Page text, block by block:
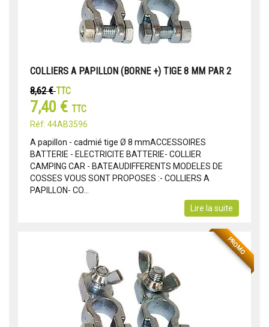
COLLIERS A PAPILLON (BORNE +) TIGE 8 MM PAR 2
8,62 €TTC
7,40 € TTC
Réf: 44AB3596
A papillon - cadmié tige Ø 8 mmACCESSOIRES
BATTERIE - ELECTRICITE BATTERIE- COLLIER
CAMPING CAR - BATEAUDIFFERENTS MODELES DE
COSSES VOUS SONT PROPOSES :- COLLIERS A
PAPILLON- CO...
Lire la suite
PROMO